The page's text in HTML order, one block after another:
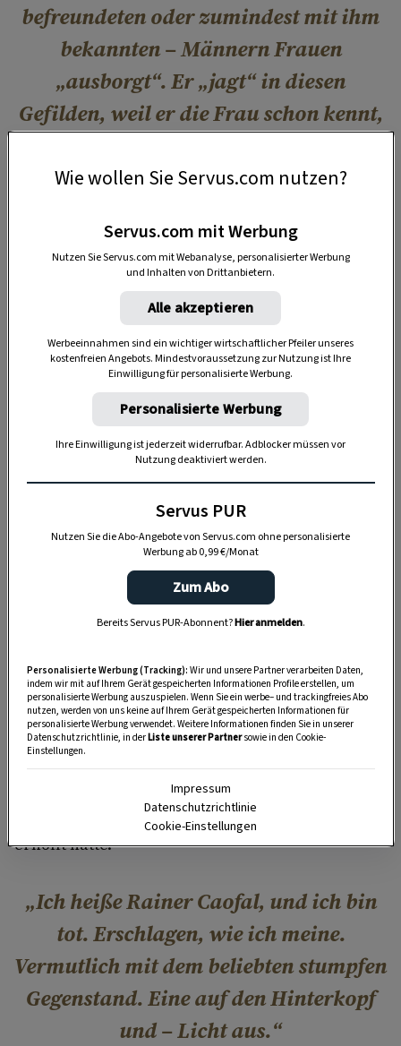
befreundeten oder zumindest mit ihm
bekannten – Männern Frauen
„ausborgt“. Er „jagt“ in diesen
Gefilden, weil er die Frau schon kennt,
keine Fremde mehr anzulabern,
der ihm bereits bekannten Dame
abzuwarten oder herbeizuführen.
Rainer Caofal, bekennender Frauenausborger
Anzeige
Doch jetzt ist Rainer tot. Hinterrücks erschlagen,
wie er meint, in einer Wiener Seniorenresidenz.
Hat er sich auf den letzten Metern einen Feind zu
viel gemacht? Verdächtige gibt es genug – vom
gehörnten Ehemann, zur liebestollen Gattin, die
sich mehr von der Affäre mit dem feschen Rainer
erhofft hatte.
Ich heiße Rainer Caofal, und ich bin
tot. Erschlagen, wie ich meine.
Vermutlich mit dem beliebten stumpfen
Gegenstand. Eine auf den Hinterkopf
und – Licht aus.
Wie wollen Sie Servus.com nutzen?
Servus.com mit Werbung
Nutzen Sie Servus.com mit Webanalyse, personalisierter Werbung
und Inhalten von Drittanbietern.
Alle akzeptieren
Werbeeinnahmen sind ein wichtiger wirtschaftlicher Pfeiler unseres
kostenfreien Angebots. Mindestvoraussetzung zur Nutzung ist Ihre
Einwilligung für personalisierte Werbung.
Personalisierte Werbung
Ihre Einwilligung ist jederzeit widerrufbar. Adblocker müssen vor
Nutzung deaktiviert werden.
Servus PUR
Nutzen Sie die Abo-Angebote von Servus.com ohne personalisierte
Werbung ab 0,99 €/Monat
Zum Abo
Bereits Servus PUR-Abonnent?Hier anmelden.
Personalisierte Werbung (Tracking): Wir und unsere Partner verarbeiten Daten,
indem wir mit auf Ihrem Gerät gespeicherten Informationen Profile erstellen, um
personalisierte Werbung auszuspielen. Wenn Sie ein werbe– und trackingfreies Abo
nutzen, werden von uns keine auf Ihrem Gerät gespeicherten Informationen für
personalisierte Werbung verwendet. Weitere Informationen finden Sie in unserer
Datenschutzrichtlinie, in derListe unserer Partnersowie in den Cookie-
Einstellungen.
Impressum
Datenschutzrichtlinie
Cookie-Einstellungen